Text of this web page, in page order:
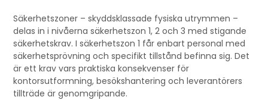
Säkerhetszoner – skyddsklassade fysiska utrymmen –
delas in i nivåerna säkerhetszon 1, 2 och 3 med stigande
säkerhetskrav. I säkerhetszon 1 får enbart personal med
säkerhetsprövning och specifikt tillstånd befinna sig. Det
är ett krav vars praktiska konsekvenser för
kontorsutformning, besökshantering och leverantörers
tillträde är genomgripande.